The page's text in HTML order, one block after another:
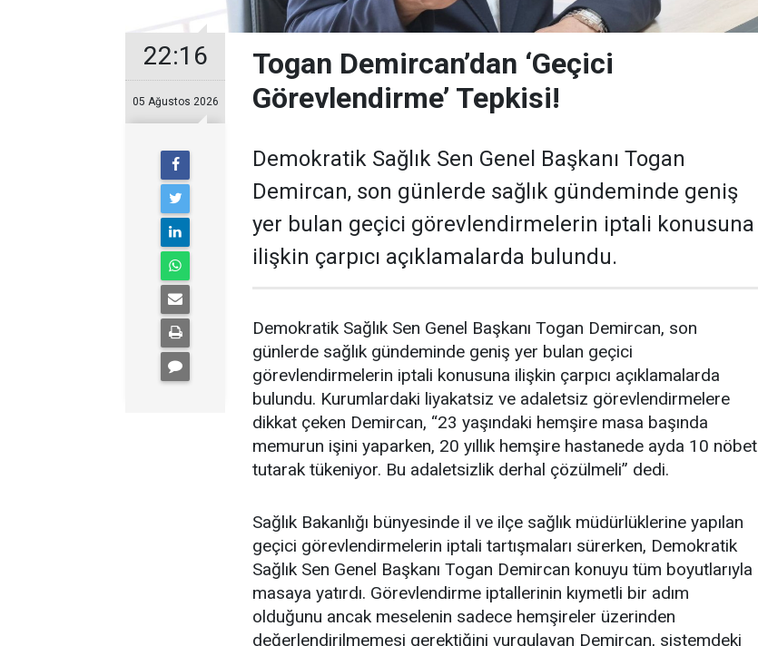
22:16
05 Ağustos 2026
Togan Demircan’dan ‘Geçici
Görevlendirme’ Tepkisi!
Demokratik Sağlık Sen Genel Başkanı Togan
Demircan, son günlerde sağlık gündeminde geniş
yer bulan geçici görevlendirmelerin iptali konusuna
ilişkin çarpıcı açıklamalarda bulundu.
Demokratik Sağlık Sen Genel Başkanı Togan Demircan, son
günlerde sağlık gündeminde geniş yer bulan geçici
görevlendirmelerin iptali konusuna ilişkin çarpıcı açıklamalarda
bulundu. Kurumlardaki liyakatsiz ve adaletsiz görevlendirmelere
dikkat çeken Demircan, “23 yaşındaki hemşire masa başında
memurun işini yaparken, 20 yıllık hemşire hastanede ayda 10 nöbet
tutarak tükeniyor. Bu adaletsizlik derhal çözülmeli” dedi.
Sağlık Bakanlığı bünyesinde il ve ilçe sağlık müdürlüklerine yapılan
geçici görevlendirmelerin iptali tartışmaları sürerken, Demokratik
Sağlık Sen Genel Başkanı Togan Demircan konuyu tüm boyutlarıyla
masaya yatırdı. Görevlendirme iptallerinin kıymetli bir adım
olduğunu ancak meselenin sadece hemşireler üzerinden
değerlendirilmemesi gerektiğini vurgulayan Demircan, sistemdeki